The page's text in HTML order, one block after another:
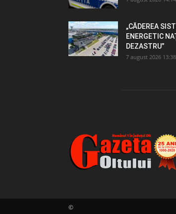
„CĂDEREA
ENERGETIC
DEZASTRU”
7 august 2026 13:38
©